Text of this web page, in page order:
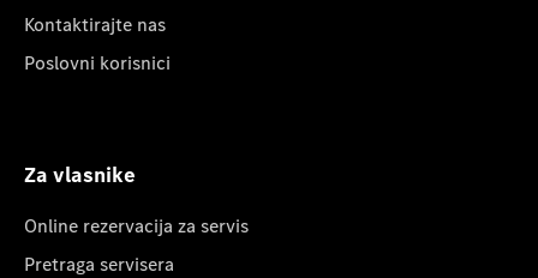
Kontaktirajte nas
Poslovni korisnici
Za vlasnike
Online rezervacija za servis
Pretraga servisera